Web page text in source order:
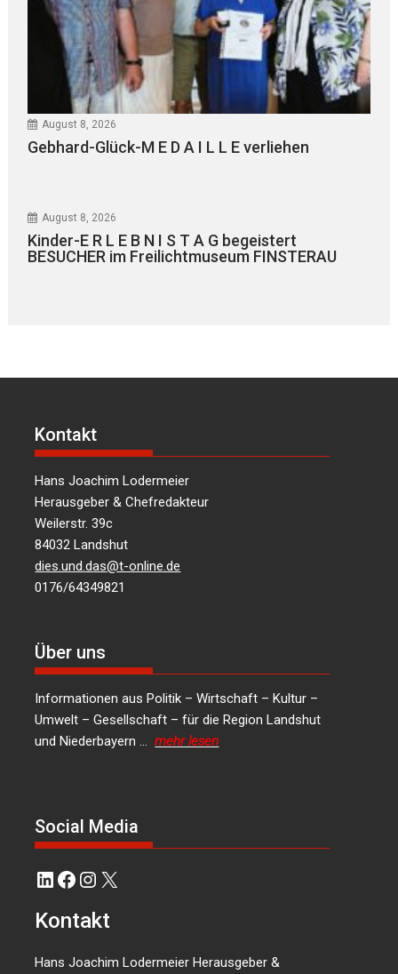
August 8, 2026
Gebhard-Glück-M E D A I L L E verliehen
August 8, 2026
Kinder-E R L E B N I S T A G begeistert
BESUCHER im Freilichtmuseum FINSTERAU
Kontakt
Hans Joachim Lodermeier
Herausgeber & Chefredakteur
Weilerstr. 39c
84032 Landshut
dies.und.das@t-online.de
0176/64349821
Über uns
Informationen aus Politik – Wirtschaft – Kultur –
Umwelt – Gesellschaft – für die Region Landshut
und Niederbayern …mehr lesen
Social Media
LinkedIn
Facebook
Instagram
X
Kontakt
Hans Joachim Lodermeier Herausgeber &